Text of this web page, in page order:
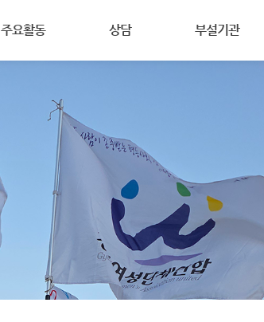
주요활동 상담 부설기관